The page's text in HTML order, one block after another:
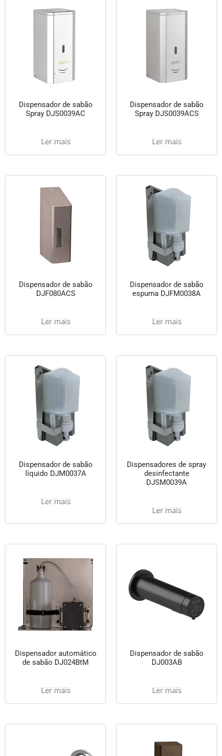
Dispensador de sabão
Spray DJS0039AC
Ler mais
Dispensador de sabão
Spray DJS0039ACS
Ler mais
Dispensador de sabão
DJF080ACS
Ler mais
Dispensador de sabão
espuma DJFM0038A
Ler mais
Dispensador de sabão
líquido DJM0037A
Ler mais
Dispensadores de spray
desinfectante
DJSM0039A
Ler mais
Dispensador automático
de sabão DJ024BtM
Ler mais
Dispensador de sabão
DJ003AB
Ler mais